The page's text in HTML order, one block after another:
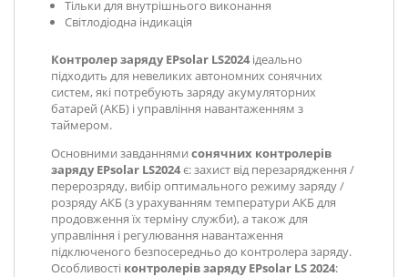
Тільки для внутрішнього виконання
Світлодіодна індикація
Контролер заряду EPsolar LS2024ідеально
підходить для невеликих автономних сонячних
систем, які потребують заряду акумуляторних
батарей (АКБ) і управління навантаженням з
таймером.
Основними завданнями сонячних контролерів
зарядуEPsolar LS2024є: захист від перезарядження /
перерозряду, вибір оптимального режиму заряду /
розряду АКБ (з урахуванням температури АКБ для
продовження їх терміну служби), а також для
управління і регулювання навантаження
підключеного безпосередньо до контролера заряду.
Особливості контролерів заряду EPsolar LS 2024: